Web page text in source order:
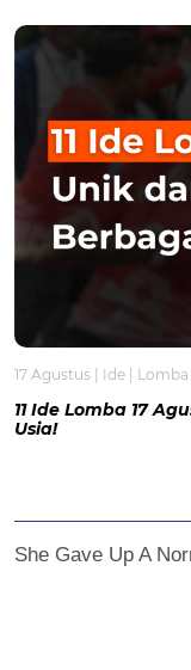
17 Agustus Ide Lomba
11 Ide Lomba 17
Usia!